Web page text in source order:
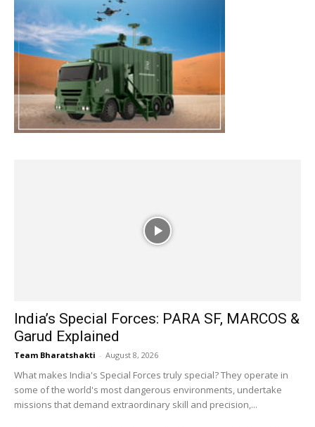
India’s Special Forces: PARA SF, MARCOS &
Garud Explained
Team Bharatshakti - August 8, 2026
What makes India's Special Forces truly special? They operate in
some of the world's most dangerous environments, undertake
missions that demand extraordinary skill and precision,...